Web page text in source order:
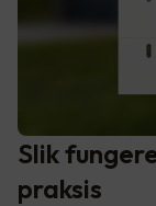
Slik
praksis